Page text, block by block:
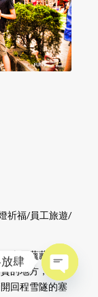
祈福/員工旅遊/
岩層蘊藏著豐
的地方，漫步
回程雪隧的塞
肆
Open
chaty